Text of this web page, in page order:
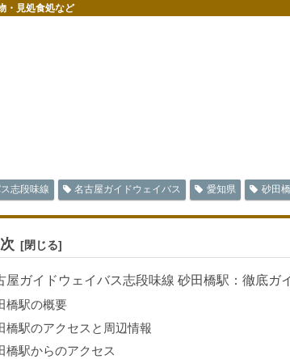
・見処食処など
志段味線 名古屋ガイドウェイバス 愛知県 砂田橋
屋ガイドウェイバス志段味線 砂田橋駅：徹底ガ
橋駅の概要
橋駅のアクセスと周辺情報
橋駅からのアクセス